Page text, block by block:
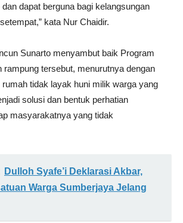
dapat berguna bagi kelangsungan
kata Nur Chaidir.
Sunarto menyambut baik Program
rampung tersebut, menurutnya dengan
tidak layak huni milik warga yang
solusi dan bentuk perhatian
masyarakatnya yang tidak
Dulloh Syafe’i Deklarasi Akbar,
Warga Sumberjaya Jelang